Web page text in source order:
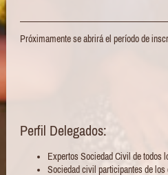
Próximamente se abrirá el período de
Perfil Delegados:
Expertos Sociedad Civil de todos
Sociedad civil participantes de los